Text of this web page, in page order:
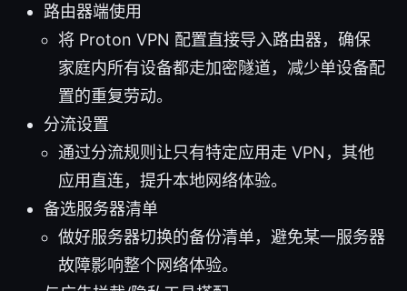
路由器端使用
将 Proton VPN 配置直接导入路由器，确保
家庭内所有设备都走加密隧道，减少单设备配
置的重复劳动。
分流设置
通过分流规则让只有特定应用走 VPN，其他
应用直连，提升本地网络体验。
备选服务器清单
做好服务器切换的备份清单，避免某一服务器
故障影响整个网络体验。